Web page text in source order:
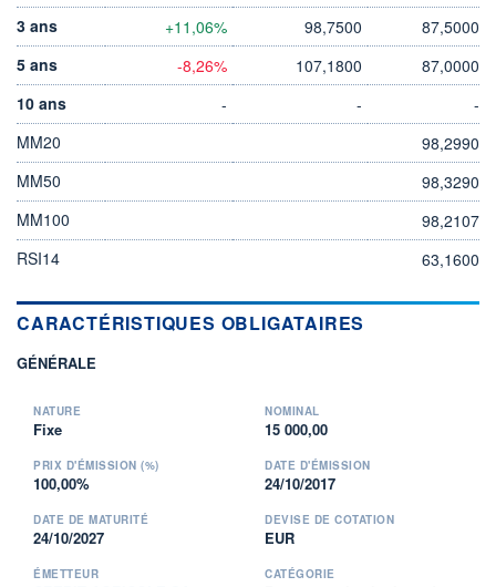
3 ans
+11,06% 98,7500
87,5000
5 ans
-8,26% 107,1800
87,0000
10 ans
- -
-
MM20
98,2990
MM50
98,3290
MM100
98,2107
RSI14
63,1600
CARACTÉRISTIQUES OBLIGATAIRES
GÉNÉRALE
NATURE
Fixe
NOMINAL
15 000,00
PRIX D'ÉMISSION (%)
100,00%
DATE D'ÉMISSION
24/10/2017
DATE DE MATURITÉ
24/10/2027
DEVISE DE COTATION
EUR
ÉMETTEUR CATÉGORIE